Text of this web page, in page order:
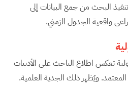
البحث من جمع البيانات إلى
واقعية الجدول الزمني.
تعكس اطلاع الباحث على الأدبيات
ويُظهر ذلك الجدية العلمية.